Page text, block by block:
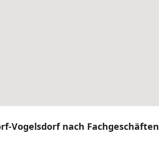
Vogelsdorf nach Fachgeschäften